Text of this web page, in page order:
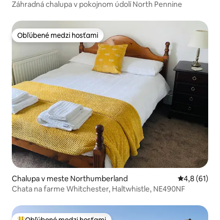
Záhradná chalupa v pokojnom údolí North Pennine
Obľúbené medzi hosťami
Obľúbené medzi hosťami
Chalupa v meste Northumberland Priemerné
4,8 (61)
Chata na farme Whitchester, Haltwhistle, NE490NF